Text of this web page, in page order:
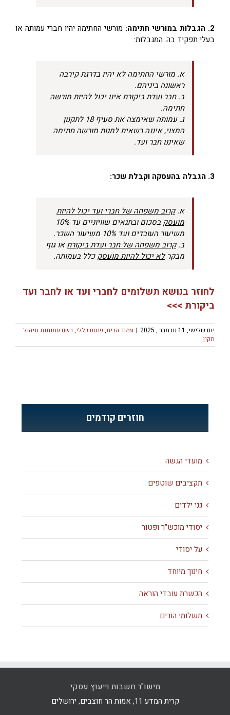
2. הגבלות במורשי חתימה:
מורשי החתימה יהיו חברי עמותה או
בעלי תפקיד בה. המגבלות:
א. מורשי החתימה לא יהיו בדרגת קירבה
ראשונה ביניהם.
ב. חבר ועדת ביקורת אינו יכול להיות מורשה
חתימה.
ג. עמותה שאימצה את סעיף 18 לתקנון
המצוי, איננה רשאית למנות מורשה חתימה
שאיננו חבר ועד.
3. הגבלה בהעסקה וקבלת שכר:
א.קרוב משפחה של חברי ועד יכול להיות
מועסק
בסכום ובתנאים שוויוניים עד 10%
משיעור העובדים ועד 10% משיעור השכר.
ב.קרוב משפחה של חבר ועדת ביקורתאו גוף
מבקרלא יכול להיות מועסקכלל בעמותה.
לחוזר בנושא תשלומים לחברי ועד או לחבר ועד
ביקורת >>>
יום שלישי, 11 נובמבר , 2025 | עמוד הבית, פוסט כללי, רשם עמותות וניהול
תקין
חוזרים קודמים
מועדי הגשה
תקציבים שוטפים
גני ילדים
יסודי מוכש"ר ופטור
על יסודי
חינוך מיוחד
הכשרת עובדי הוראה
תשלומי הורים
מישו"ר חשבות וייעוץ עסקי
קרית המדע 11, אמות הר חוצבים, ירושלים